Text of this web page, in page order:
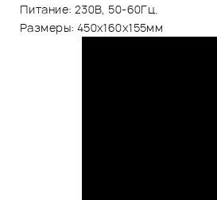
Питание: 230В, 50-60Гц.
Размеры: 450х160х155мм